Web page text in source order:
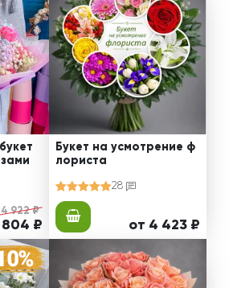
4 922 ₽
804 ₽
Букет на усмотрение ф
лориста
28
от 4 423 ₽